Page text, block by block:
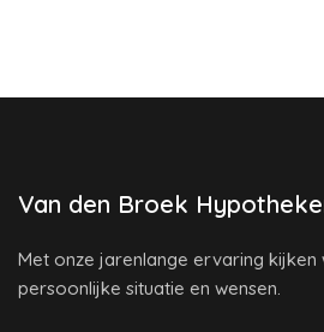
Van den Broek
Met onze jarenlange ervaring kijken
persoonlijke situatie en wensen.